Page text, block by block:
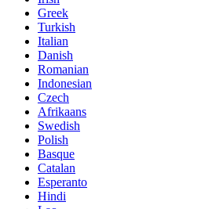
Greek
Turkish
Italian
Danish
Romanian
Indonesian
Czech
Afrikaans
Swedish
Polish
Basque
Catalan
Esperanto
Hindi